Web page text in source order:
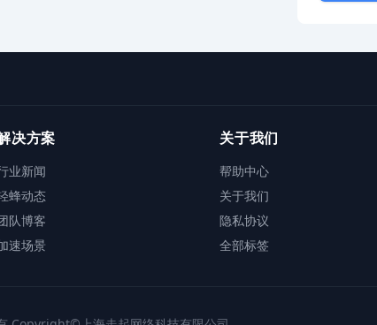
决方案
业新闻
蜂动态
队博客
速场景
关于我们
帮助中心
关于我们
隐私协议
全部标签